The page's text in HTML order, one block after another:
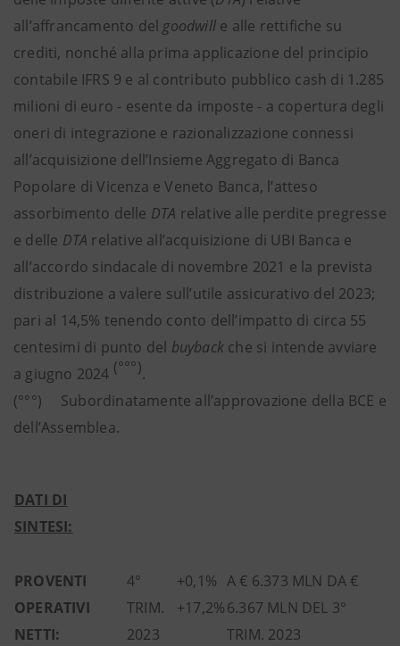
all’affrancamento del goodwill e alle rettifiche su
crediti, nonché alla prima applicazione del principio
contabile IFRS 9 e al contributo pubblico cash di 1.285
milioni di euro - esente da imposte - a copertura degli
oneri di integrazione e razionalizzazione connessi
all’acquisizione dell’Insieme Aggregato di Banca
Popolare di Vicenza e Veneto Banca, l’atteso
assorbimento delle DTA relative alle perdite pregresse
e delle DTA relative all’acquisizione di UBI Banca e
all’accordo sindacale di novembre 2021 e la prevista
distribuzione a valere sull’utile assicurativo del 2023;
pari al 14,5% tenendo conto dell’impatto di circa 55
centesimi di punto del buyback che si intende avviare
a giugno 2024 (°°°).
(°°°) Subordinatamente all’approvazione della BCE e
dell’Assemblea.
DATI DI
SINTESI:
PROVENTI
OPERATIVI
NETTI:
4°
TRIM.
2023
+0,1%
+17,2%
A € 6.373 MLN DA €
6.367 MLN DEL 3°
TRIM. 2023